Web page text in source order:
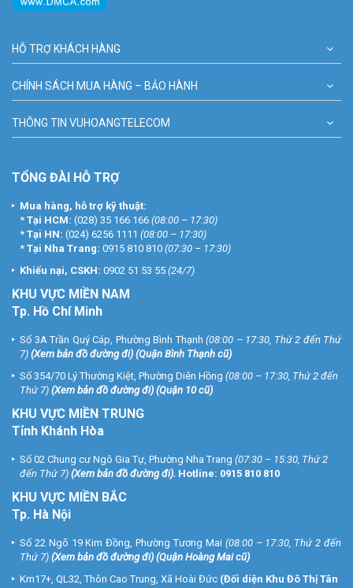
HỖ TRỢ KHÁCH HÀNG
CHÍNH SÁCH MUA HÀNG – BẢO HÀNH
THÔNG TIN VUHOANGTELECOM
TỔNG ĐÀI HỖ TRỢ
Mua hàng, hỗ trợ kỹ thuật:
* Tại HCM: (028) 35 166 166 (08:00 – 17:30)
* Tại HN: (024) 6256 1111 (08:00 – 17:30)
* Tại Nha Trang: 0915 810 810 (07:30 – 17:30)
Khiếu nại, CSKH: 0902 51 53 55 (24/7)
KHU VỰC MIỀN NAM
Tp. Hồ Chí Minh
Số 3A Trần Quý Cáp, Phường Bình Thạnh (08:00 – 17:30, Thứ 2 đến Thứ
7) (Xem bản đồ đường đi) (Quận Bình Thạnh cũ)
Số 354/70 Lý Thường Kiệt, Phường Diên Hồng (08:00 – 17:30, Thứ 2 đến
Thứ 7) (Xem bản đồ đường đi) (Quận 10 cũ)
KHU VỰC MIỀN TRUNG
Tỉnh Khánh Hòa
Số 02 Chung cư Ngô Gia Tự, Phường Nha Trang (07:30 – 15:30, Thứ 2
đến Thứ 7) (Xem bản đồ đường đi). Hotline: 0915 810 810
KHU VỰC MIỀN BẮC
Tp. Hà Nội
Số 22 Ngõ 19 Kim Đồng, Phường Tương Mai (08:00 – 17:30, Thứ 2 đến
Thứ 7) (Xem bản đồ đường đi) (Quận Hoàng Mai cũ)
Km17+, QL32, Thôn Cao Trung, Xã Hoài Đức (Đối diện Khu Đô Thị Tân